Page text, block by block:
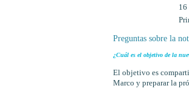
16
Preguntas sobre la
¿Cuál es el objetivo de la
El objetivo es
Marco y preparar la